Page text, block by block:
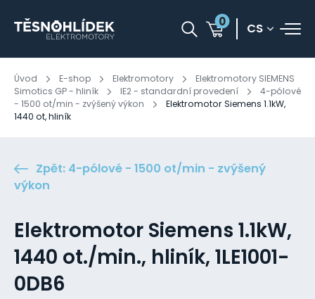
0 CS
Úvod E-shop Elektromotory
Elektromotory SIEMENS
Simotics GP - hliník
IE2 - standardní provedení
4-pólové
- 1500 ot/min - zvýšený výkon
Elektromotor Siemens 1.1kW,
1440 ot, hliník
Zpět: 4-pólové - 1500 ot/min - zvýšený
výkon
Elektromotor Siemens 1.1kW,
1440 ot./min., hliník, 1LE1001-
0DB6